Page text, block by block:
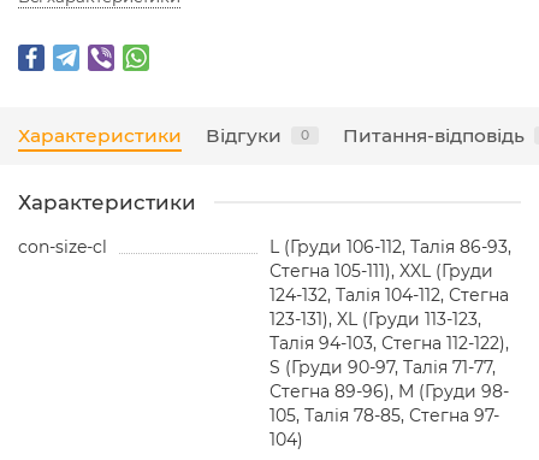
Характеристики Відгуки 0 Питання-відповідь
Характеристики
con-size-cl
L (Груди 106-112, Талія 86-93,
Стегна 105-111), XXL (Груди
124-132, Талія 104-112, Стегна
123-131), XL (Груди 113-123,
Талія 94-103, Стегна 112-122),
S (Груди 90-97, Талія 71-77,
Стегна 89-96), M (Груди 98-
105, Талія 78-85, Стегна 97-
104)